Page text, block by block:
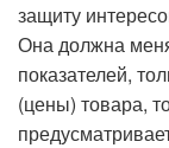
защиту
Она должна
показателей,
(цены) товара,